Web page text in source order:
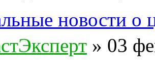
новости о
» 03